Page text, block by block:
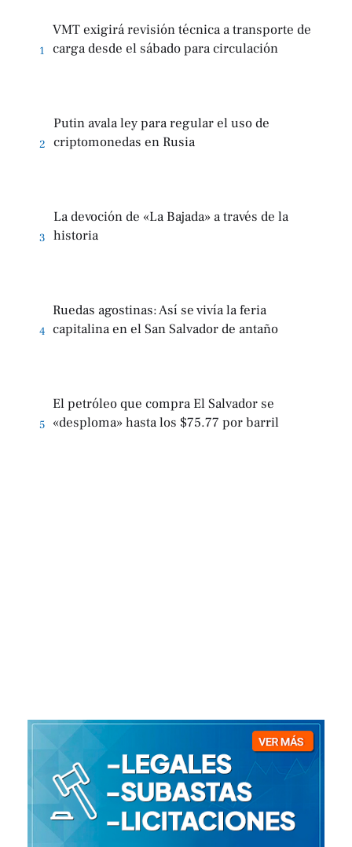
1
VMT exigirá revisión técnica a transporte de
carga desde el sábado para circulación
2
Putin avala ley para regular el uso de
criptomonedas en Rusia
3
La devoción de «La Bajada» a través de la
historia
4
Ruedas agostinas: Así se vivía la feria
capitalina en el San Salvador de antaño
5
El petróleo que compra El Salvador se
«desploma» hasta los $75.77 por barril